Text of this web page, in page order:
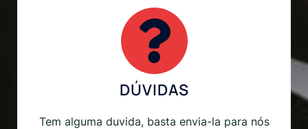
DÚVIDAS
Tem alguma duvida, basta envia-la para nós